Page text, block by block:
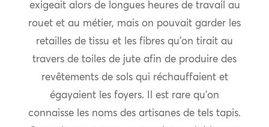
exigeait alors de longues heures de travail au
rouet et au métier, mais on pouvait garder les
retailles de tissu et les fibres qu’on tirait au
travers de toiles de jute afin de produire des
revêtements de sols qui réchauffaient et
égayaient les foyers. Il est rare qu’on
connaisse les noms des artisanes de tels tapis.